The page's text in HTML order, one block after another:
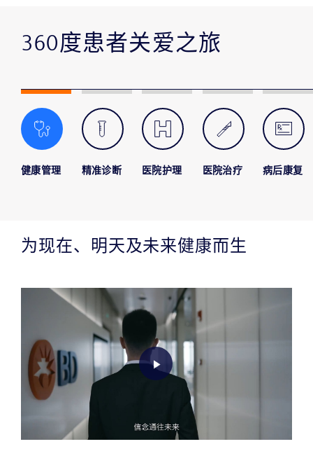
360度患者关爱之旅
健康管理 精准诊断 医院护理 医院治疗 病后康复
为现在、明天及未来健康而生
Play